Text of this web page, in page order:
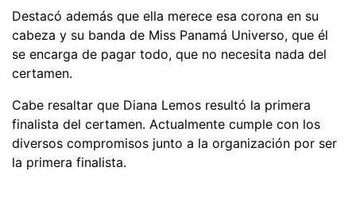
Destacó además que ella merece esa corona en su
cabeza y su banda de Miss Panamá Universo, que él
se encarga de pagar todo, que no necesita nada del
certamen.
Cabe resaltar que Diana Lemos resultó la primera
finalista del certamen. Actualmente cumple con los
diversos compromisos junto a la organización por ser
la primera finalista.